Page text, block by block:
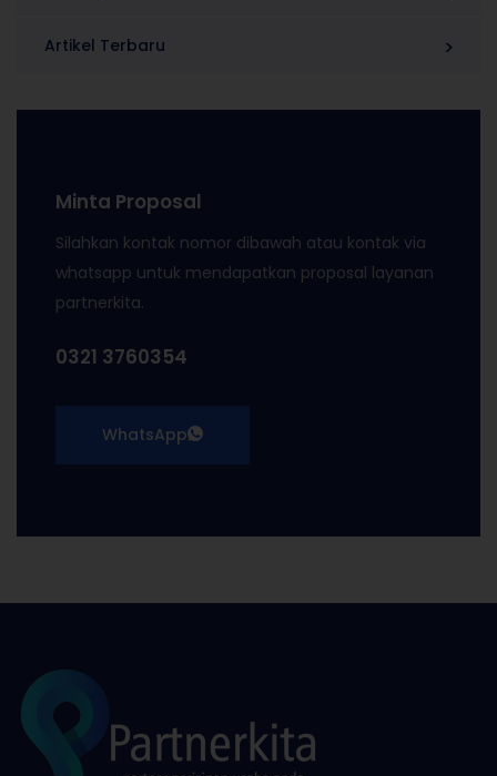
Artikel Terbaru
Minta Proposal
Silahkan kontak nomor dibawah atau kontak via
whatsapp untuk mendapatkan proposal layanan
partnerkita.
0321 3760354
WhatsApp